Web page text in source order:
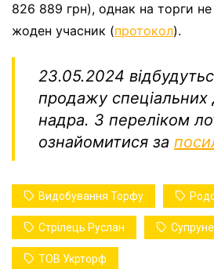
826 889 грн), однак на торги
жоден учасник (протокол).
23.05.2024
продажу спеціальних
надра. З переліком
ознайомитися за
Видобування Торфу
Стрілець Руслан
ТОВ Укрторф